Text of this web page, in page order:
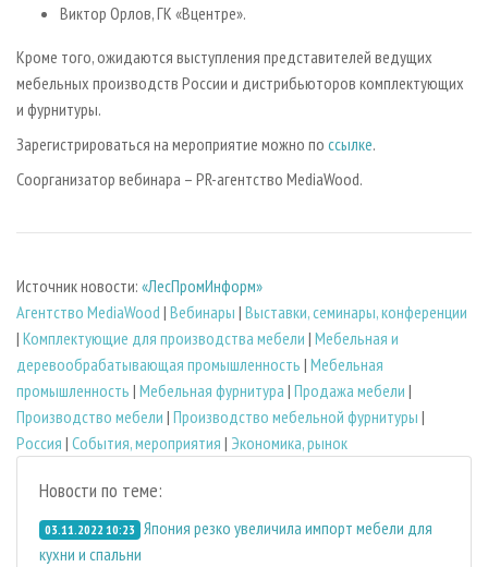
Виктор Орлов, ГК «Вцентре».
Кроме того, ожидаются выступления представителей ведущих
мебельных производств России и дистрибьюторов комплектующих
и фурнитуры.
Зарегистрироваться на мероприятие можно по ссылке.
Соорганизатор вебинара – PR-агентство MediaWood.
Источник новости: «ЛесПромИнформ»
Агентство MediaWood | Вебинары | Выставки, семинары, конференции
| Комплектующие для производства мебели | Мебельная и
деревообрабатывающая промышленность | Мебельная
промышленность | Мебельная фурнитура | Продажа мебели |
Производство мебели | Производство мебельной фурнитуры |
Россия | События, мероприятия | Экономика, рынок
Новости по теме:
03.11.2022 10:23 Япония резко увеличила импорт мебели для
кухни и спальни